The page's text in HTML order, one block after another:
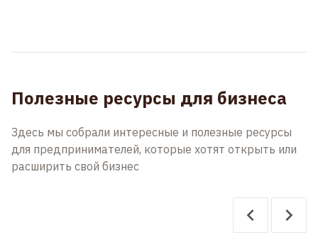
Полезные ресурсы для бизнеса
Здесь мы собрали интересные и полезные ресурсы
для предпринимателей, которые хотят открыть или
расширить свой бизнес